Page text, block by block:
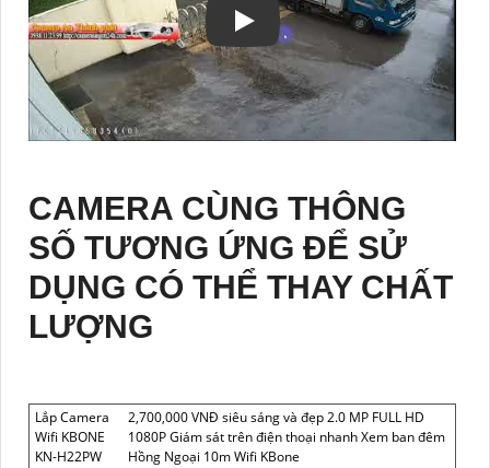
CAMERA CÙNG THÔNG
SỐ TƯƠNG ỨNG ĐỂ SỬ
DỤNG CÓ THỂ THAY CHẤT
LƯỢNG
Lắp Camera
Wifi KBONE
KN-H22PW
2,700,000 VNĐ siêu sáng và đẹp 2.0 MP FULL HD
1080P Giám sát trên điện thoại nhanh Xem ban đêm
Hồng Ngoại 10m Wifi KBone